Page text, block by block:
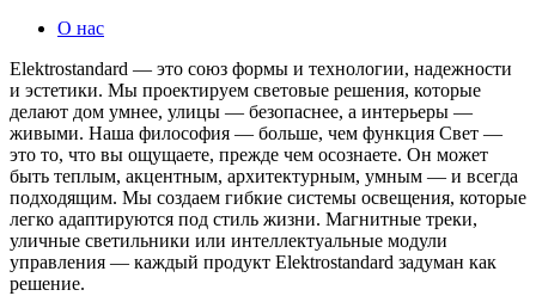
О нас
Elektrostandard — это союз формы и технологии, надежности
и эстетики. Мы проектируем световые решения, которые
делают дом умнее, улицы — безопаснее, а интерьеры —
живыми. Наша философия — больше, чем функция Свет —
это то, что вы ощущаете, прежде чем осознаете. Он может
быть теплым, акцентным, архитектурным, умным — и всегда
подходящим. Мы создаем гибкие системы освещения, которые
легко адаптируются под стиль жизни. Магнитные треки,
уличные светильники или интеллектуальные модули
управления — каждый продукт Elektrostandard задуман как
решение.